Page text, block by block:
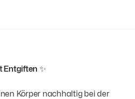
Entgiften ✨
Körper nachhaltig bei der